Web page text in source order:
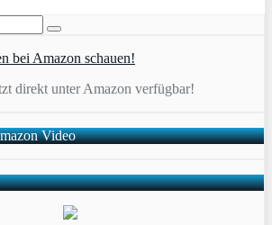
direkt unter Amazon verfügbar!
Video